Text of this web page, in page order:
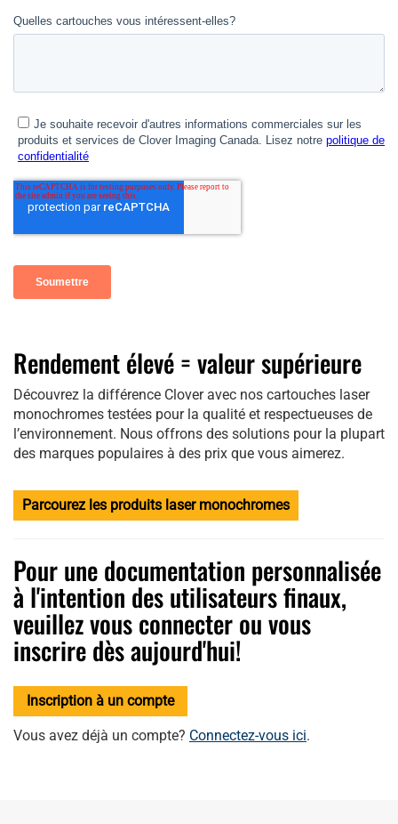
Rendement élevé = valeur supérieure
Découvrez la différence Clover avec nos cartouches laser
monochromes testées pour la qualité et respectueuses de
l’environnement. Nous offrons des solutions pour la plupart
des marques populaires à des prix que vous aimerez.
Parcourez les produits laser monochromes
Pour une documentation personnalisée
à l'intention des utilisateurs finaux,
veuillez vous connecter ou vous
inscrire dès aujourd'hui!
Inscription à un compte
Vous avez déjà un compte? Connectez-vous ici.